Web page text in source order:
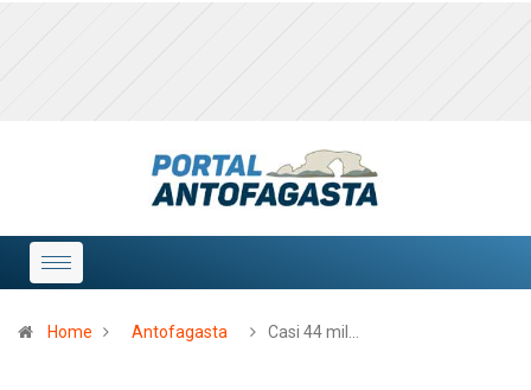
Home Antofagasta Casi 44 mil…